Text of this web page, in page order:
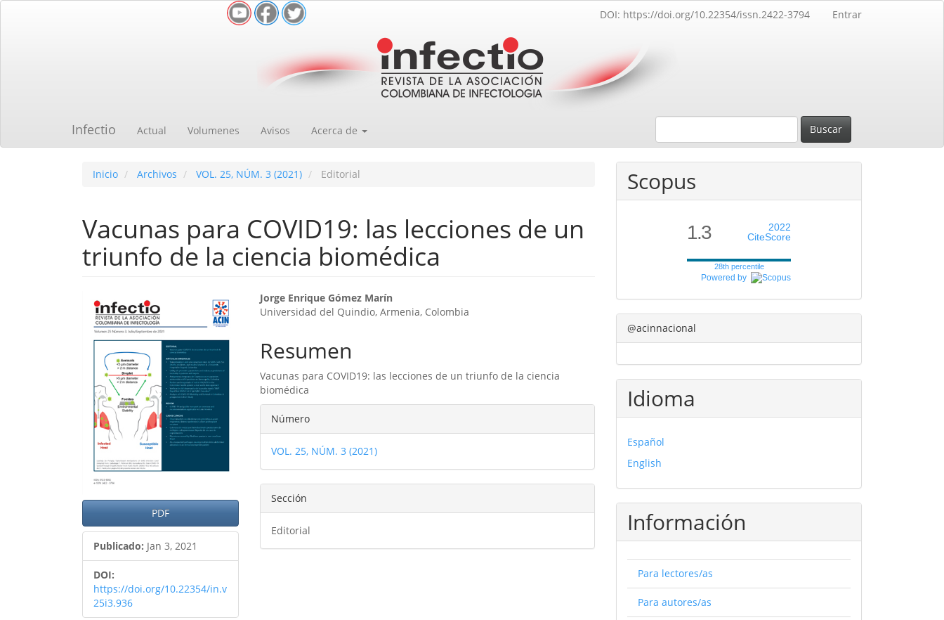
DOI: https://doi.org/10.22354/issn.2422-3794 Entrar
Infectio Actual Volumenes Avisos Acerca de Buscar
Inicio Archivos VOL. 25, NÚM. 3 (2021) Editorial
Vacunas para COVID19: las lecciones de un
triunfo de la ciencia biomédica
Barra
lateral
del
artículo
PDF
Publicado: Jan 3, 2021
DOI:
https://doi.org/10.22354/in.v
25i3.936
Contenido
principal
del
artículo
Jorge Enrique Gómez Marín
Universidad del Quindio, Armenia, Colombia
Resumen
Vacunas para COVID19: las lecciones de un triunfo de la ciencia
biomédica
Detalles
del
artículo
Número
VOL. 25, NÚM. 3 (2021)
Sección
Editorial
Scopus
1.3
2022
CiteScore
28th percentile
Powered by
@acinnacional
Idioma
Español
English
Información
Para lectores/as
Para autores/as